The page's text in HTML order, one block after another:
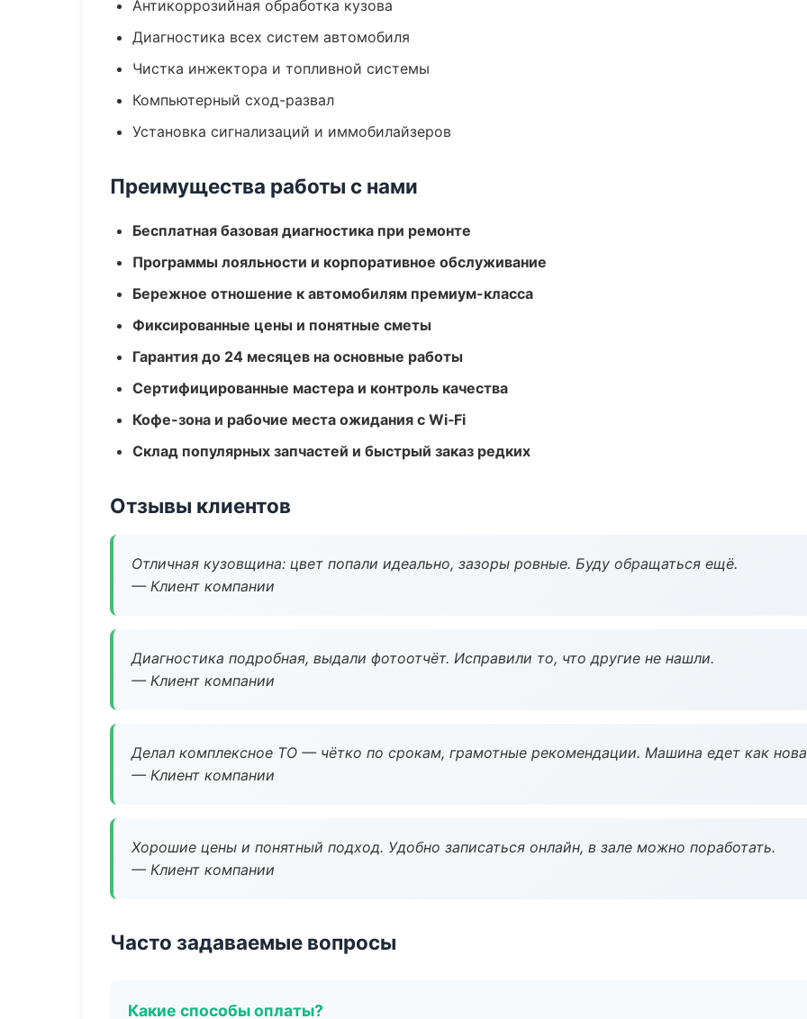
Антикоррозийная обработка кузова
Диагностика всех систем автомобиля
Чистка инжектора и топливной системы
Компьютерный сход-развал
Установка сигнализаций и иммобилайзеров
Преимущества работы с нами
Бесплатная базовая диагностика при ремонте
Программы лояльности и корпоративное обслуживание
Бережное отношение к автомобилям премиум-класса
Фиксированные цены и понятные сметы
Гарантия до 24 месяцев на основные работы
Сертифицированные мастера и контроль качества
Кофе-зона и рабочие места ожидания с Wi‑Fi
Склад популярных запчастей и быстрый заказ редких
Отзывы клиентов
Отличная кузовщина: цвет попали идеально, зазоры ровные. Буду обращаться ещё.
— Клиент компании
Диагностика подробная, выдали фотоотчёт. Исправили то, что другие не нашли.
— Клиент компании
Делал комплексное ТО — чётко по срокам, грамотные рекомендации. Машина едет как
— Клиент компании
Хорошие цены и понятный подход. Удобно записаться онлайн, в зале можно поработать.
— Клиент компании
Часто задаваемые вопросы
Какие способы оплаты?